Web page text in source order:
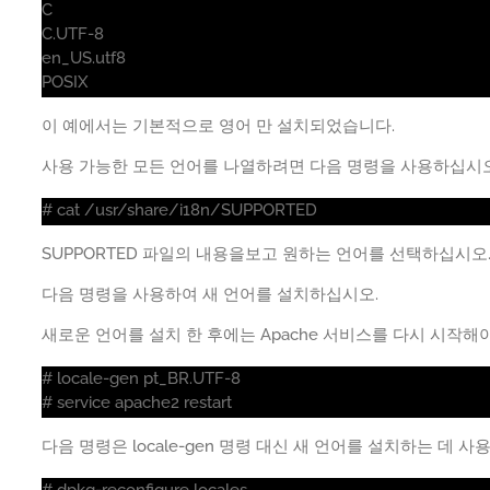
C
C.UTF-8
en_US.utf8
POSIX
이 예에서는 기본적으로 영어 만 설치되었습니다.
사용 가능한 모든 언어를 나열하려면 다음 명령을 사용하십시
# cat /usr/share/i18n/SUPPORTED
SUPPORTED 파일의 내용을보고 원하는 언어를 선택하십시오.
다음 명령을 사용하여 새 언어를 설치하십시오.
새로운 언어를 설치 한 후에는 Apache 서비스를 다시 시작해
# locale-gen pt_BR.UTF-8
# service apache2 restart
다음 명령은 locale-gen 명령 대신 새 언어를 설치하는 데 사